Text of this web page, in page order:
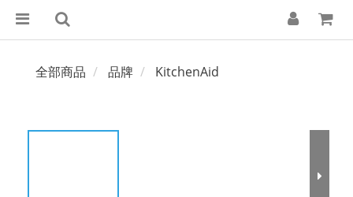
全部商品 品牌 KitchenAid